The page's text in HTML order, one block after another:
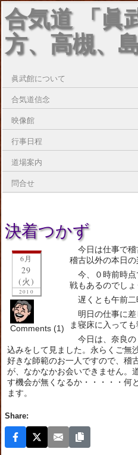
合気道 「眞
方、高槻、
眞武館について
合気道信念
映像館
行事日程
道場案内
問合せ
決着つかず
6月
29
(火)
2010
Comments (1)
今日は仕事で稽
稽古以外の本日の
今、０時前時
戦もあるのでし
遅くとも午前二
明日の仕事に
ま寝床に入って
今日は、奈良
込みをして見ました。永らくご無
好きな師範のお一人ですので、稽
が、なかなかお会いできません。
す機会が無くなるか・・・・・何
ます。
Share: